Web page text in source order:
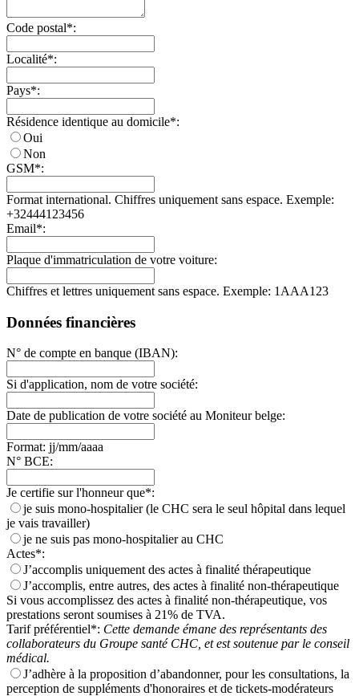
Code postal*:
Localité*:
Pays*:
Résidence identique au domicile*:
Oui
Non
GSM*:
Format international. Chiffres uniquement sans espace. Exemple:
+32444123456
Email*:
Plaque d'immatriculation de votre voiture:
Chiffres et lettres uniquement sans espace. Exemple: 1AAA123
Données financières
N° de compte en banque (IBAN):
Si d'application, nom de votre société:
Date de publication de votre société au Moniteur belge:
Format: jj/mm/aaaa
N° BCE:
Je certifie sur l'honneur que*:
je suis mono-hospitalier (le CHC sera le seul hôpital dans lequel
je vais travailler)
je ne suis pas mono-hospitalier au CHC
Actes*:
J’accomplis uniquement des actes à finalité thérapeutique
J’accomplis, entre autres, des actes à finalité non-thérapeutique
Si vous accomplissez des actes à finalité non-thérapeutique, vos
prestations seront soumises à 21% de TVA.
Tarif préférentiel*: Cette demande émane des représentants des
collaborateurs du Groupe santé CHC, et est soutenue par le conseil
médical.
J’adhère à la proposition d’abandonner, pour les consultations, la
perception de suppléments d'honoraires et de tickets-modérateurs